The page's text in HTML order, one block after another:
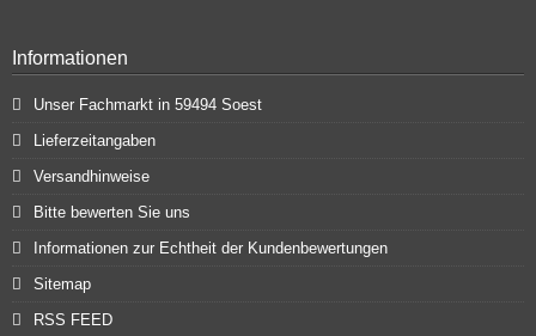
Informationen
Unser Fachmarkt in 59494 Soest
Lieferzeitangaben
Versandhinweise
Bitte bewerten Sie uns
Informationen zur Echtheit der Kundenbewertungen
Sitemap
RSS FEED